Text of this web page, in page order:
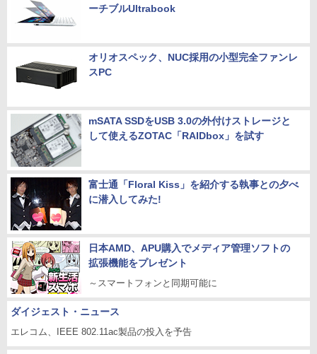
ーチブルUltrabook
オリオスペック、NUC採用の小型完全ファンレ
スPC
mSATA SSDをUSB 3.0の外付けストレージと
して使えるZOTAC「RAIDbox」を試す
富士通「Floral Kiss」を紹介する執事との夕べ
に潜入してみた!
日本AMD、APU購入でメディア管理ソフトの
拡張機能をプレゼント
～スマートフォンと同期可能に
ダイジェスト・ニュース
エレコム、IEEE 802.11ac製品の投入を予告